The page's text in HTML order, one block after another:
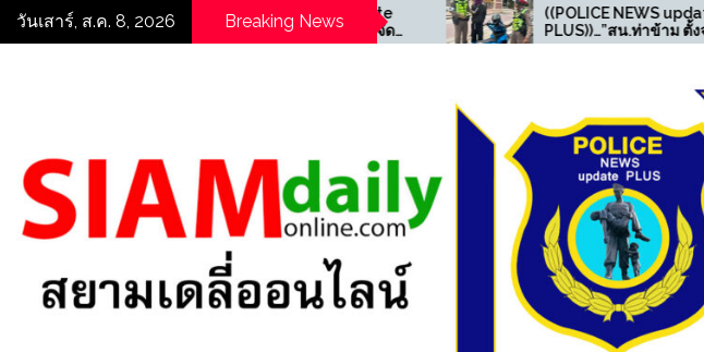
Skipวันเสาร์, ส.ค. 8, 2026 Breaking News
((POLICE NEWS update
PLUS))…”ตร.สภ.พบพระ จัด
กิจกรรมอบรมให้ความรู้ด้าน
((POLICE NEWS update
PLUS))…”สน.ท่าข้าม ตั้งจุด
ตรวจกวดขันวินัยจราจร